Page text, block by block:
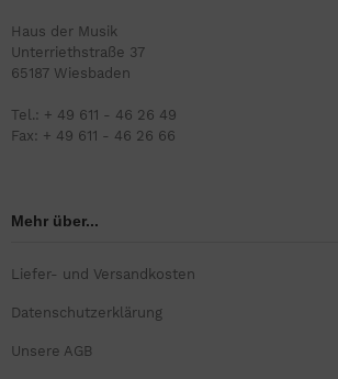
Haus der Musik
Unterriethstraße 37
65187 Wiesbaden
Tel.: + 49 611 - 46 26 49
Fax: + 49 611 - 46 26 66
Mehr über...
Liefer- und Versandkosten
Datenschutzerklärung
Unsere AGB